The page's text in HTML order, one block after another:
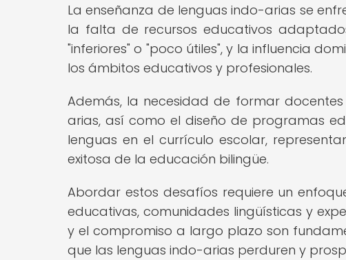
La enseñanza de lenguas indo-arias se
la falta de recursos educativos
"inferiores" o "poco útiles", y la influencia
los ámbitos educativos y profesionales.
Además, la necesidad de formar
arias, así como el diseño de programas
lenguas en el currículo escolar,
exitosa de la educación bilingüe.
Abordar estos desafíos requiere un
educativas, comunidades lingüísticas y
y el compromiso a largo plazo son
que las lenguas indo-arias perduren y